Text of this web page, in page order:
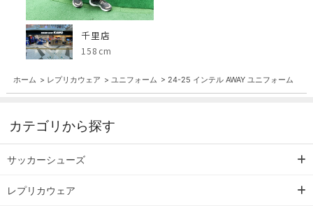
千里店
158cm
ホーム > レプリカウェア > ユニフォーム > 24-25 インテル AWAY ユニフォーム
カテゴリから探す
サッカーシューズ
レプリカウェア